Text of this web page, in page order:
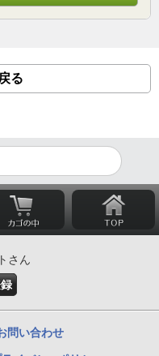
る
さん
問い合わせ